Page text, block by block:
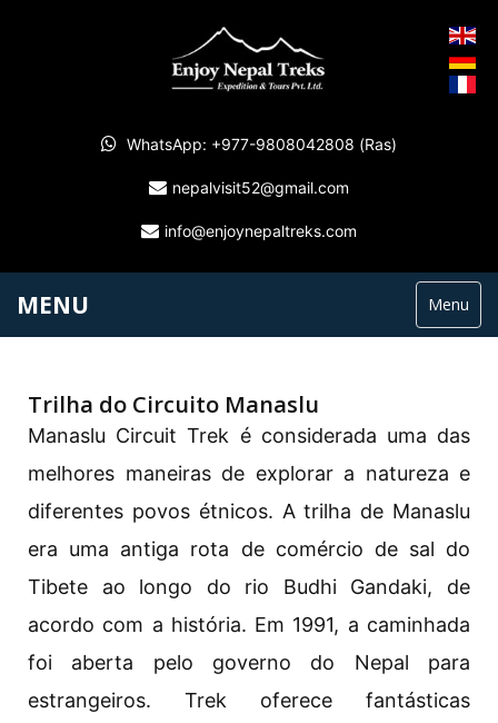
WhatsApp: +977-9808042808 (Ras)
nepalvisit52@gmail.com
info@enjoynepaltreks.com
MENU Menu
Trilha do Circuito Manaslu
Manaslu Circuit Trek é considerada uma das
melhores maneiras de explorar a natureza e
diferentes povos étnicos. A trilha de Manaslu
era uma antiga rota de comércio de sal do
Tibete ao longo do rio Budhi Gandaki, de
acordo com a história. Em 1991, a caminhada
foi aberta pelo governo do Nepal para
estrangeiros. Trek oferece fantásticas